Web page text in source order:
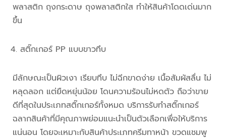
พลาสติก ถุงกระดาษ ถุงพลาสติกใส ทำให้สินค้าโดดเด่นมาก
ขึ้น
สติ๊กเกอร์ PP แบบขาวทึบ
มีลักษณะเป็นผิวเงา เรียบทึบ ไม่ฉีกขาดง่าย เนื้อสัมผัสลื่น ไม่
หลุดลอก แต่ยืดหยุ่นน้อย โดนความร้อนไม่หดตัว ถือว่าขาย
ดีที่สุดในประเภทสติ๊กเกอร์ทั้งหมด บริการรับทำสติ๊กเกอร์
ฉลากสินค้าที่มีคุณภาพย่อมแนะนำเป็นตัวเลือกเพื่อให้บริการ
แน่นอน โดยจะเหมาะกับสินค้าประเภทครีมทาหน้า ขวดแชมพู